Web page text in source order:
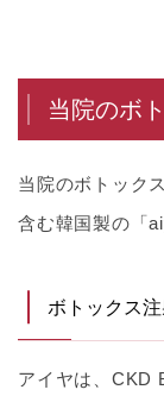
当院のボ
当院のボトック
含む韓国製の「
ボトックス
アイヤは、CKD